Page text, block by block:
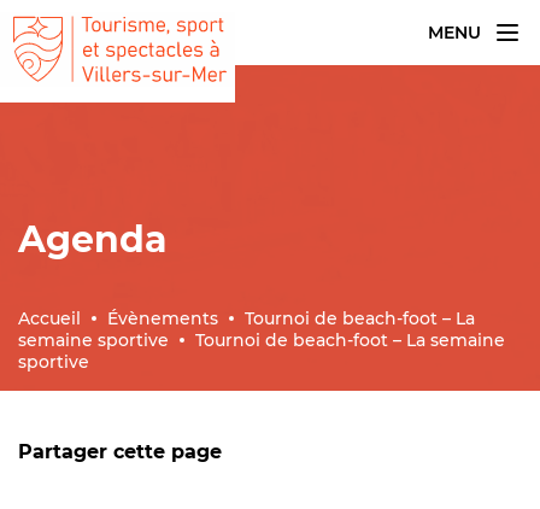
MENU
Accueil Évènements
Tournoi de beach-foot – La
semaine sportive
Tournoi de beach-foot – La semaine
sportive
Agenda
Partager cette page